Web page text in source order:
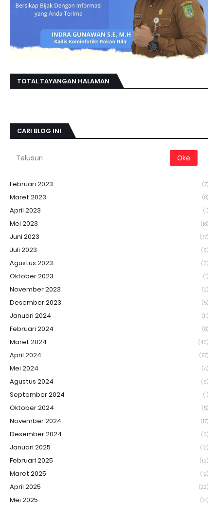
TOTAL TAYANGAN HALAMAN
CARI BLOG INI
Februari 2023 (7)
Maret 2023 (8)
April 2023 (1)
Mei 2023 (18)
Juni 2023 (77)
Juli 2023 (6)
Agustus 2023 (3)
Oktober 2023 (1)
November 2023 (2)
Desember 2023 (5)
Januari 2024 (11)
Februari 2024 (8)
Maret 2024 (40)
April 2024 (57)
Mei 2024 (4)
Agustus 2024 (6)
September 2024 (1)
Oktober 2024 (5)
November 2024 (17)
Desember 2024 (3)
Januari 2025 (12)
Februari 2025 (13)
Maret 2025 (12)
April 2025 (22)
Mei 2025 (14)